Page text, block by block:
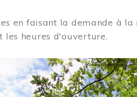
en faisant la demande à
les heures d'ouverture.